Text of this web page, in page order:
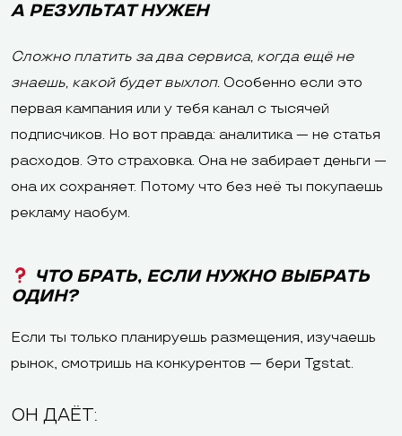
А РЕЗУЛЬТАТ НУЖЕН
Сложно платить за два сервиса, когда ещё не
знаешь, какой будет выхлоп. Особенно если это
первая кампания или у тебя канал с тысячей
подписчиков. Но вот правда: аналитика — не статья
расходов. Это страховка. Она не забирает деньги —
она их сохраняет. Потому что без неё ты покупаешь
рекламу наобум.
ЧТО БРАТЬ, ЕСЛИ НУЖНО ВЫБРАТЬ
ОДИН?
Если ты только планируешь размещения, изучаешь
рынок, смотришь на конкурентов — бери Tgstat.
ОН ДАЁТ: